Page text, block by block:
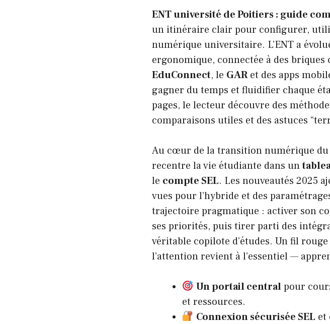
ENT université de Poitiers : guide
un itinéraire clair pour configurer,
numérique universitaire. L’ENT a
ergonomique, connectée à des briques
EduConnect, le GARet des apps
gagner du temps et fluidifier chaque
pages, le lecteur découvre des
comparaisons utiles et des astuces
Au cœur de la transition numérique
recentre la vie étudiante dans un
le compte SEL. Les nouveautés 2025
vues pour l’hybride et des
trajectoire pragmatique : activer son
ses priorités, puis tirer parti des
véritable copilote d’études. Un fil
l’attention revient à l’essentiel —
Un portail centralpour
et ressources.
Connexion sécurisée SEL et